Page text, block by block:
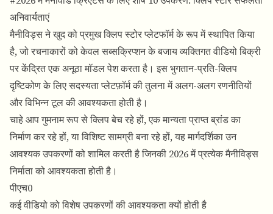
अनिवार्यताएं
मैनीविड्स ने खुद को प्रमुख क्लिप स्टोर प्लेटफॉर्म के रूप में स्थापित किया
है, जो रचनाकारों को केवल सब्सक्रिप्शन के बजाय व्यक्तिगत वीडियो बिक्री
पर केंद्रित एक अनूठा मॉडल पेश करता है। इस भुगतान-प्रति-क्लिप
दृष्टिकोण के लिए सदस्यता प्लेटफ़ॉर्म की तुलना में अलग-अलग रणनीतियों
और विभिन्न टूल की आवश्यकता होती है।
चाहे आप गुमनाम रूप से क्लिप बेच रहे हों, एक मान्यता प्राप्त ब्रांड का
निर्माण कर रहे हों, या विशिष्ट सामग्री बना रहे हों, यह मार्गदर्शिका उन
आवश्यक उपकरणों को शामिल करती है जिनकी 2026 में प्रत्येक मैनीविड्स
निर्माता को आवश्यकता होती है।
पीएच0
कई वीडियो को विशेष उपकरणों की आवश्यकता क्यों होती है